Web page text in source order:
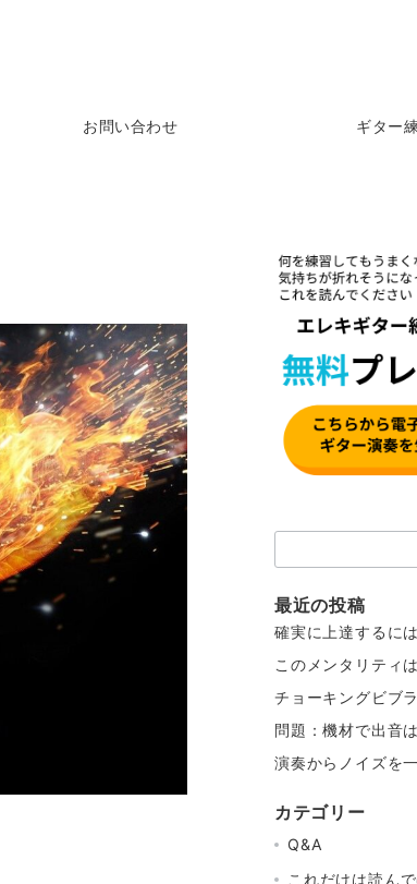
お問い合わせ ギター
索：
最近の投稿
確実に上達するに
このメンタリティ
チョーキングビブ
問題：機材で出音
演奏からノイズを
カテゴリー
Q&A
これだけは読ん